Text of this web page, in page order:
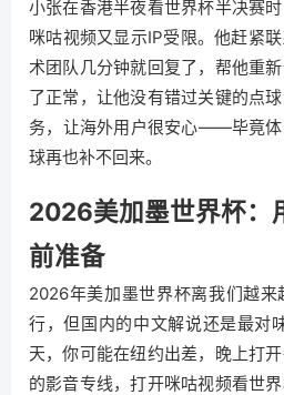
小张在香港半夜看世界杯半决赛时
咪咕视频又显示IP受限。他赶紧
术团队几分钟就回复了，帮他重
了正常，让他没有错过关键的点
务，让海外用户很安心——毕竟
球再也补不回来。
2026美加墨世界杯：
前准备
2026年美加墨世界杯离我们越
行，但国内的中文解说还是最对
天，你可能在纽约出差，晚上打开
的影音专线，打开咪咕视频看世